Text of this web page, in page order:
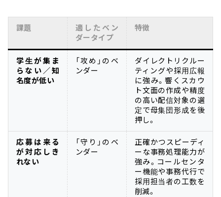
課題
適したベン
ダータイプ
特徴
学生が集ま
らない／知
名度が低い
「攻め」のベ
ンダー
ダイレクトリクルー
ティングや採用広報
に強み。響くスカウ
ト文面の作成や精度
の高い配信対象の選
定で母集団形成を後
押し。
応募は来る
が対応しき
れない
「守り」のベ
ンダー
正確かつスピーディ
ーな事務処理能力が
強み。コールセンタ
ー機能や事務代行で
採用担当者の工数を
削減。